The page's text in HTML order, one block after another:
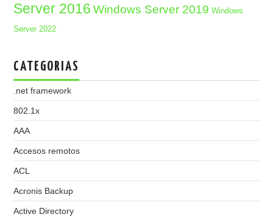
Server 2016 Windows Server 2019 Windows
Server 2022
CATEGORIAS
.net framework
802.1x
AAA
Accesos remotos
ACL
Acronis Backup
Active Directory